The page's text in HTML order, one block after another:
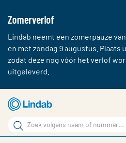
Zomerverlof
Lindab neemt een zomerpauze
en met zondag 9 augustus. Plaats
zodat deze nog vóór het verlof
uitgeleverd.
naar
hoofdinhoud
Zoek
Zoek